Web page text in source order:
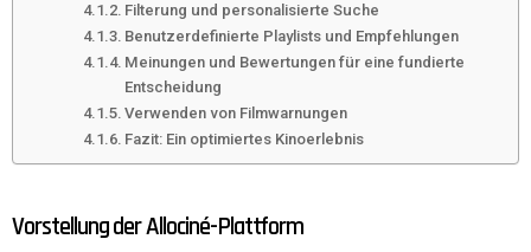
Filterung und personalisierte Suche
Benutzerdefinierte Playlists und Empfehlungen
Meinungen und Bewertungen für eine fundierte
Entscheidung
Verwenden von Filmwarnungen
Fazit: Ein optimiertes Kinoerlebnis
Vorstellung der Allociné-Plattform